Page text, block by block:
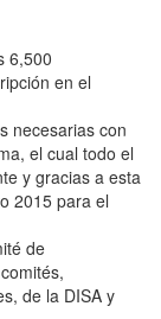
6,500
en el
necesarias con
el cual todo el
y gracias a esta
2015 para el
de
de la DISA y